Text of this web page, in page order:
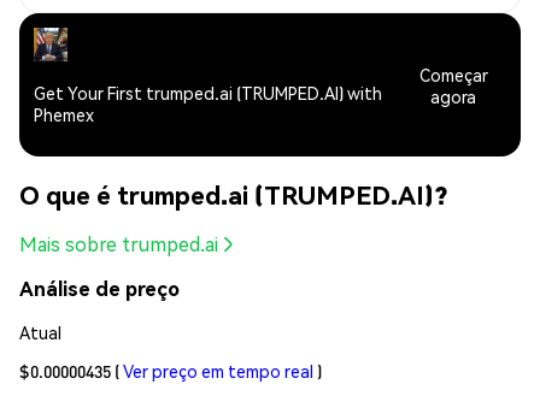
Get Your First trumped.ai (TRUMPED.AI) with
Phemex
Começar
agora
O que é trumped.ai (TRUMPED.AI)?
Mais sobre trumped.ai
Análise de preço
Atual
$0.00000435 (Ver preço em tempo real )